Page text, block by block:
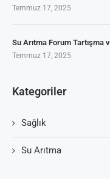
Temmuz 17, 2025
Su Arıtma Forum Tartışma
Temmuz 17, 2025
Kategoriler
Sağlık
Su Arıtma